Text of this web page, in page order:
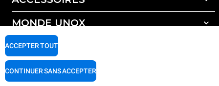
Tous les accessoires
Détergents pour lavage automatique
Détergents pour lavage manuel
Traitement de l'eau avec filtres à résine
MONDE UNOX
Nos bureaux dans le monde
SUPPORT
Garantie Unox
ACCEPTER TOUT
CONTINUER SANS ACCEPTER